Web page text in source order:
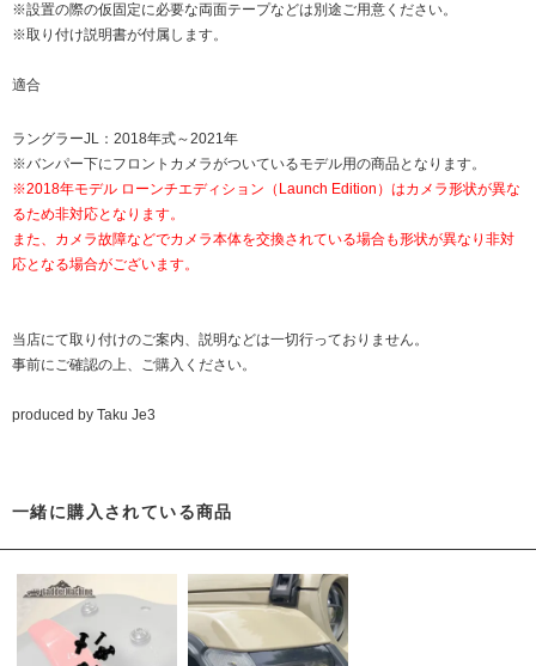
※設置の際の仮固定に必要な両面テープなどは別途ご用意ください。
※取り付け説明書が付属します。
適合
ラングラーJL：2018年式～2021年
※バンパー下にフロントカメラがついているモデル用の商品となります。
※2018年モデル ローンチエディション（Launch Edition）はカメラ形状が異な
るため非対応となります。
また、カメラ故障などでカメラ本体を交換されている場合も形状が異なり非対
応となる場合がございます。
当店にて取り付けのご案内、説明などは一切行っておりません。
事前にご確認の上、ご購入ください。
produced by Taku Je3
一緒に購入されている商品